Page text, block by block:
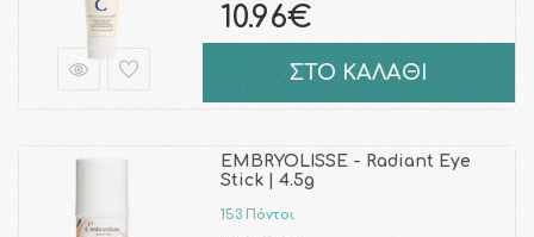
10.96€
ΣΤΟ ΚΑΛΑΘΙ
EMBRYOLISSE - Radiant Eye
Stick | 4.5g
153 Πόντοι